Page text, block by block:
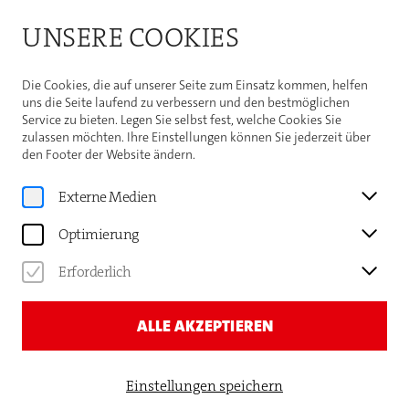
UNSERE COOKIES
Die Cookies, die auf unserer Seite zum Einsatz kommen, helfen
uns die Seite laufend zu verbessern und den bestmöglichen
Service zu bieten. Legen Sie selbst fest, welche Cookies Sie
zulassen möchten. Ihre Einstellungen können Sie jederzeit über
den Footer der Website ändern.
Externe Medien
Optimierung
Erforderlich
ALLE AKZEPTIEREN
Einstellungen speichern
Theaterhaus-Kasse
Weitere Informationen
Programm
Uraufführung
GAUTHIER DANCE//DANCE
COMPANY THEATERHAUS
STUTTGART
THE SEVEN SINS